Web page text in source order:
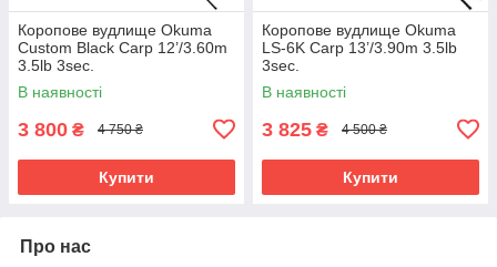
Коропове вудлище Okuma
Custom Black Carp 12’/3.60m
3.5lb 3sec.
В наявності
3 800 ₴ 4 750 ₴
Купити
Коропове вудлище Okuma
LS-6K Carp 13’/3.90m 3.5lb
3sec.
В наявності
3 825 ₴ 4 500 ₴
Купити
Про нас